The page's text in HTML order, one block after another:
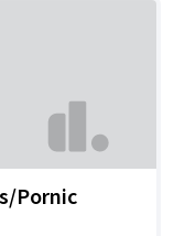
Pornic